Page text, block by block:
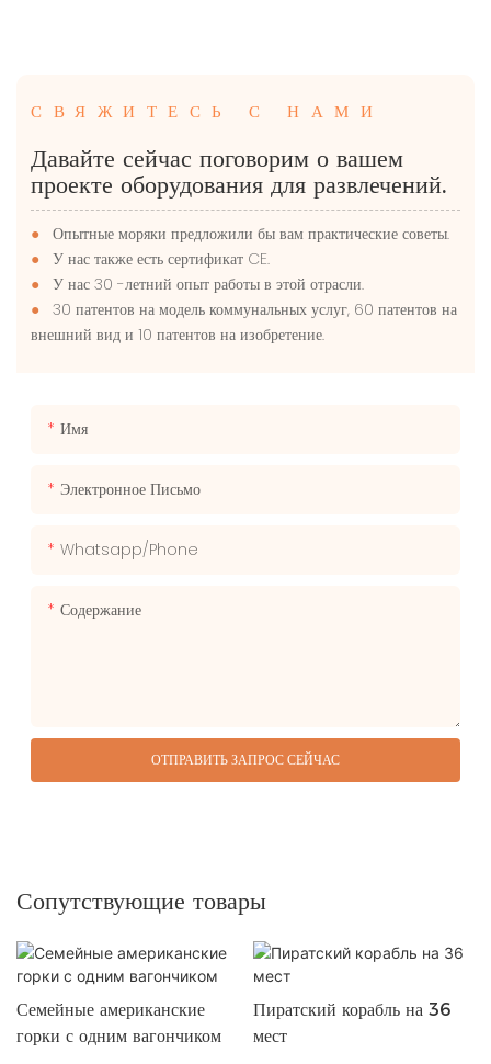
СВЯЖИТЕСЬ С НАМИ
Давайте сейчас поговорим о вашем
проекте оборудования для развлечений.
● Опытные моряки предложили бы вам практические советы.
● У нас также есть сертификат CE.
● У нас 30 -летний опыт работы в этой отрасли.
● 30 патентов на модель коммунальных услуг, 60 патентов на
внешний вид и 10 патентов на изобретение.
Имя
Электронное Письмо
Whatsapp/phone
Содержание
ОТПРАВИТЬ ЗАПРОС СЕЙЧАС
Сопутствующие товары
Семейные американские
горки с одним вагончиком
Пиратский корабль на 36
мест